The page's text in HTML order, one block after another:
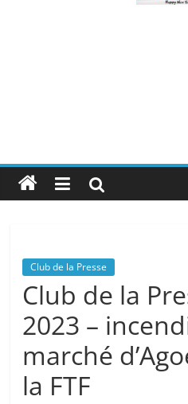
Club de la Presse
Club de la
2023 –
marché
la FTF